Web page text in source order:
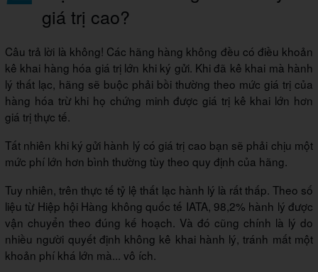
giá trị cao?
Câu trả lời là không! Các hãng hàng không đều có điều khoản
kê khai hàng hóa giá trị lớn khi ký gửi. Khi đã kê khai mà hành
lý thất lạc, hãng sẽ buộc phải bồi thường theo mức giá trị của
hàng hóa trừ khi họ chứng minh được giá trị kê khai lớn hơn
giá trị thực tế.
Tất nhiên khi ký gửi hành lý có giá trị cao bạn sẽ phải chịu một
mức phí lớn hơn bình thường tùy theo quy định của hãng.
Tuy nhiên, trên thực tế tỷ lệ thất lạc hành lý là rất thấp. Theo số
liệu từ Hiệp hội Hàng không quốc tế IATA, 98,2% hành lý được
vận chuyển theo đúng kế hoạch. Và đó cũng chính là lý do
nhiều người quyết định không kê khai hành lý, tránh mất một
khoản phí khá lớn mà... vô ích.